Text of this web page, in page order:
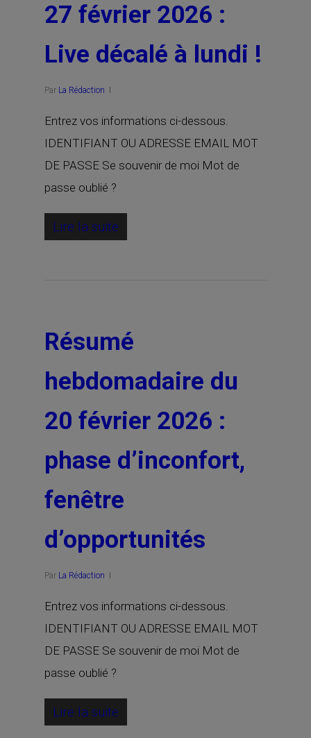
27 février 2026 :
Live décalé à lundi !
Par La Rédaction
Entrez vos informations ci-dessous.
IDENTIFIANT OU ADRESSE EMAIL MOT
DE PASSE Se souvenir de moi Mot de
passe oublié ?
Lire la suite
Résumé
hebdomadaire du
20 février 2026 :
phase d’inconfort,
fenêtre
d’opportunités
Par La Rédaction
Entrez vos informations ci-dessous.
IDENTIFIANT OU ADRESSE EMAIL MOT
DE PASSE Se souvenir de moi Mot de
passe oublié ?
Lire la suite